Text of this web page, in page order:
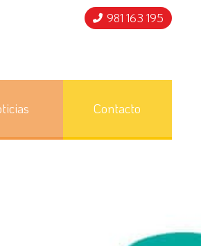
981 163 195
Contacto